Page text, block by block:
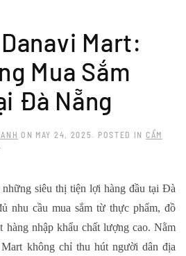
Mart:
Mua Sắm
Đà Nẵng
ON MAY 24, 2025 . POSTED IN CẨM
.
siêu thị tiện lợi hàng đầu tại Đà
nhu cầu mua sắm từ thực phẩm, đồ
hàng nhập khẩu chất lượng cao. Nằm
không chỉ thu hút người dân địa